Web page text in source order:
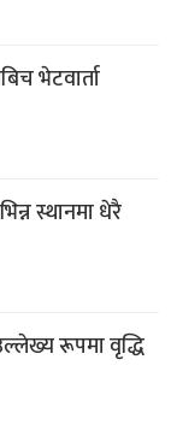
भेटवार्ता
स्थानमा धेरै
रूपमा वृद्धि